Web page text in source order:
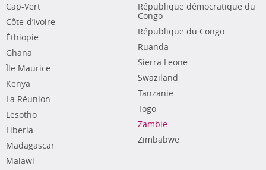
Cap-Vert
Côte-d’Ivoire
Éthiopie
Ghana
Île Maurice
Kenya
La Réunion
Lesotho
Liberia
Madagascar
Malawi
République démocratique du
Congo
République du Congo
Ruanda
Sierra Leone
Swaziland
Tanzanie
Togo
Zambie
Zimbabwe